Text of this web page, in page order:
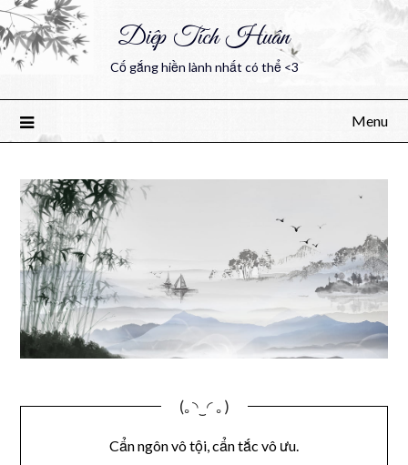
Diệp Tích Huân
Cố gắng hiền lành nhất có thể <3
Menu
(｡◝‿◜ ｡)
Cẩn ngôn vô tội, cẩn tắc vô ưu.